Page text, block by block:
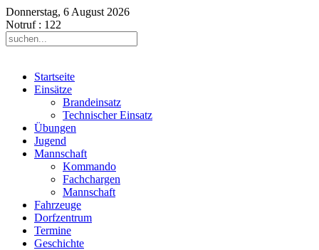
Donnerstag, 6 August 2026
Notruf: 122
Startseite
Einsätze
Brandeinsatz
Technischer Einsatz
Übungen
Jugend
Mannschaft
Kommando
Fachchargen
Mannschaft
Fahrzeuge
Dorfzentrum
Termine
Geschichte